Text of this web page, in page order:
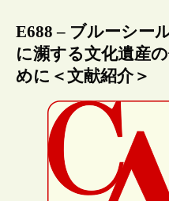
E688 – ブルーシー
に瀕する文化遺産
めに＜文献紹介＞